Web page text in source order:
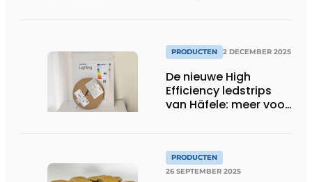
PRODUCTEN 2 DECEMBER 2025
De nieuwe High
Efficiency ledstrips
van Häfele: meer voor
PRODUCTEN
26 SEPTEMBER 2025